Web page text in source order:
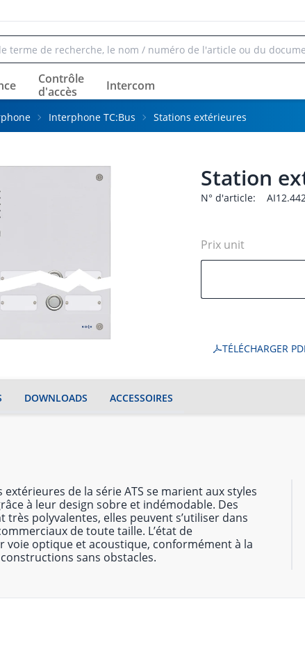
Contrôle
d'accès
Intercom
Interphone TC:Bus Stations extérieures
Station
N° d'article:
Prix unit
TÉLÉCHARGER
DOWNLOADS ACCESSOIRES
extérieures de la série ATS se marient aux styles
à leur design sobre et indémodable. Des
polyvalentes, elles peuvent s’utiliser dans
de toute taille. L’état de
voie optique et acoustique, conformément à la
sans obstacles.